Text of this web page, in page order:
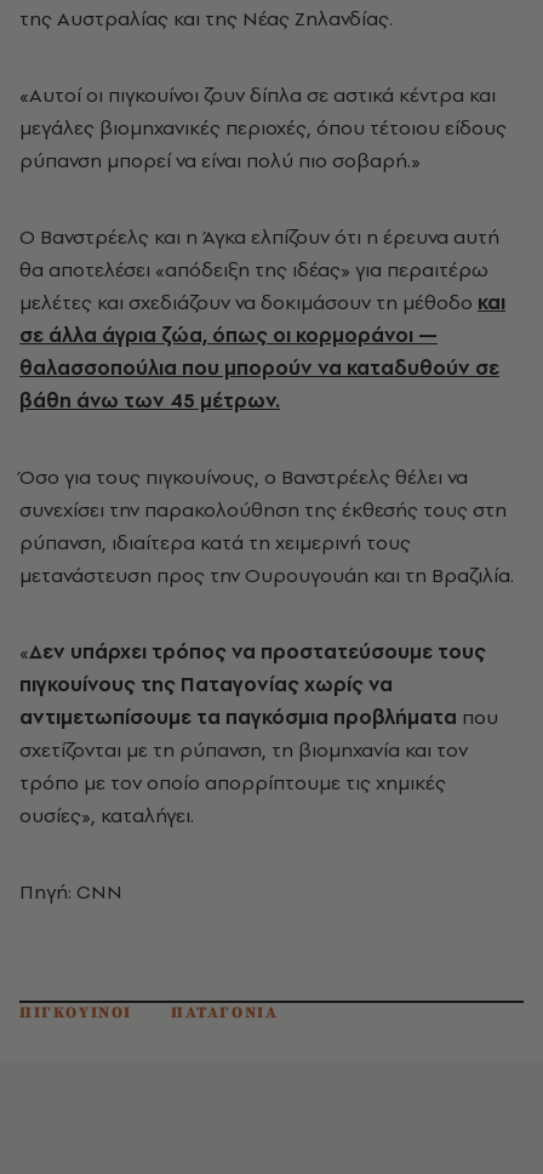
της Αυστραλίας και της Νέας Ζηλανδίας.
«Αυτοί οι πιγκουίνοι ζουν δίπλα σε αστικά κέντρα και
μεγάλες βιομηχανικές περιοχές, όπου τέτοιου είδους
ρύπανση μπορεί να είναι πολύ πιο σοβαρή.»
Ο Βανστρέελς και η Άγκα ελπίζουν ότι η έρευνα αυτή
θα αποτελέσει «απόδειξη της ιδέας» για περαιτέρω
μελέτες και σχεδιάζουν να δοκιμάσουν τη μέθοδο και
σε άλλα άγρια ζώα, όπως οι κορμοράνοι —
θαλασσοπούλια που μπορούν να καταδυθούν σε
βάθη άνω των 45 μέτρων.
Όσο για τους πιγκουίνους, ο Βανστρέελς θέλει να
συνεχίσει την παρακολούθηση της έκθεσής τους στη
ρύπανση, ιδιαίτερα κατά τη χειμερινή τους
μετανάστευση προς την Ουρουγουάη και τη Βραζιλία.
«Δεν υπάρχει τρόπος να προστατεύσουμε τους
πιγκουίνους της Παταγονίας χωρίς να
αντιμετωπίσουμε τα παγκόσμια προβλήματα που
σχετίζονται με τη ρύπανση, τη βιομηχανία και τον
τρόπο με τον οποίο απορρίπτουμε τις χημικές
ουσίες», καταλήγει.
Πηγή: CNN
ΠΙΓΚΟΥΙΝΟΙ ΠΑΤΑΓΟΝΙΑ